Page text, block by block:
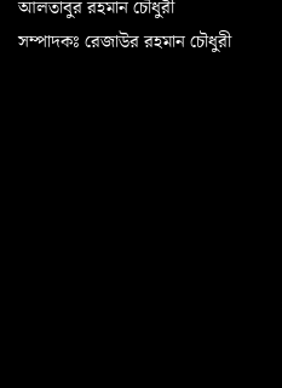
আলতাবুর রহমান চৌধুরী
সম্পাদকঃ রেজাউর রহমান চৌধুরী